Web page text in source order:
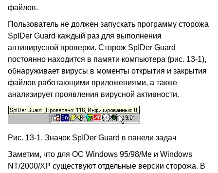
файлов.
Пользователь не должен запускать программу сторожа
SpIDer Guard каждый раз для выполнения
антивирусной проверки. Сторож SpIDer Guard
постоянно находится в памяти компьютера (рис. 13-1),
обнаруживает вирусы в моменты открытия и закрытия
файлов работающими приложениями, а также
анализирует проявления вирусной активности.
Рис. 13-1. Значок SpIDer Guard в панели задач
Заметим, что для ОС Windows 95/98/Me и Windows
NT/2000/XP существуют отдельные версии сторожа. В